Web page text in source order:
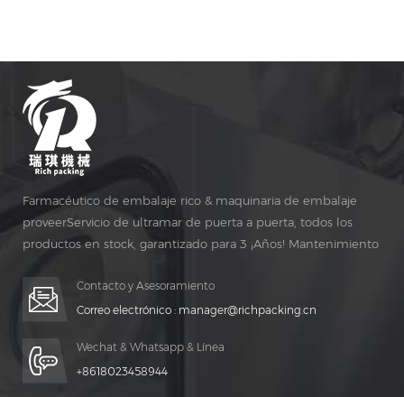
Farmacéutico de embalaje rico & maquinaria de embalaje
proveerServicio de ultramar de puerta a puerta, todos los
productos en stock, garantizado para 3 ¡Años! Mantenimiento
Contacto y Asesoramiento
Correo electrónico : manager@richpacking.cn
Wechat & Whatsapp & Línea
+8618023458944